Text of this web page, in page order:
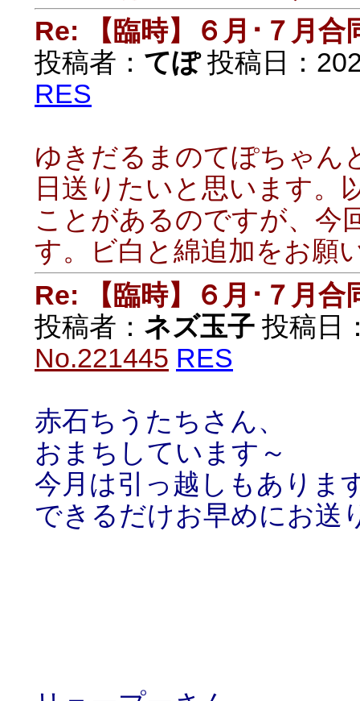
Re: 【臨時】６月･７月
投稿者： てぽ投稿日：
RES
ゆきだるまのてぽちゃん
日送りたいと思います。
ことがあるのですが、今
す。ビ白と綿追加をお願
Re: 【臨時】６月･７月
投稿者： ネズ玉子 投稿日
No.221445 RES
赤石ちうたちさん、
おまちしています～
今月は引っ越しもありま
できるだけお早めにお送